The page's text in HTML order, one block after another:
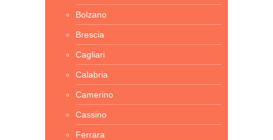
Bolzano
Brescia
Cagliari
Calabria
Camerino
Cassino
Ferrara